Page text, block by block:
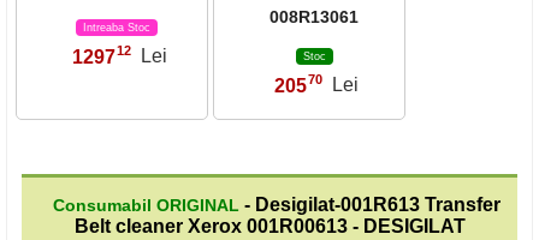
Intreaba Stoc
1297,12 Lei
008R13061
Stoc
20570 Lei
Consumabil ORIGINAL - Desigilat-001R613 Transfer
Belt cleaner Xerox 001R00613 - DESIGILAT